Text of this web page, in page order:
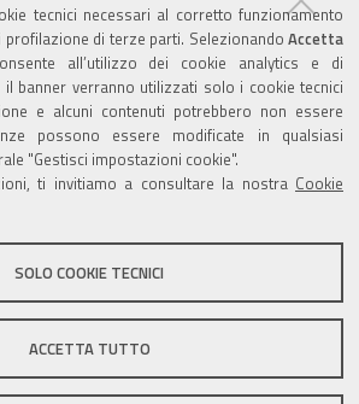
tecnici necessari al corretto funzionamento
profilazione di terze parti. Selezionando Accetta
all’utilizzo dei cookie analytics e di
il banner verranno utilizzati solo i cookie tecnici
e alcuni contenuti potrebbero non essere
possono essere modificate in qualsiasi
"Gestisci impostazioni cookie".
ti invitiamo a consultare la nostra Cookie
SOLO COOKIE TECNICI
ACCETTA TUTTO
Valuta questo sito
Comune di Zola Predosa